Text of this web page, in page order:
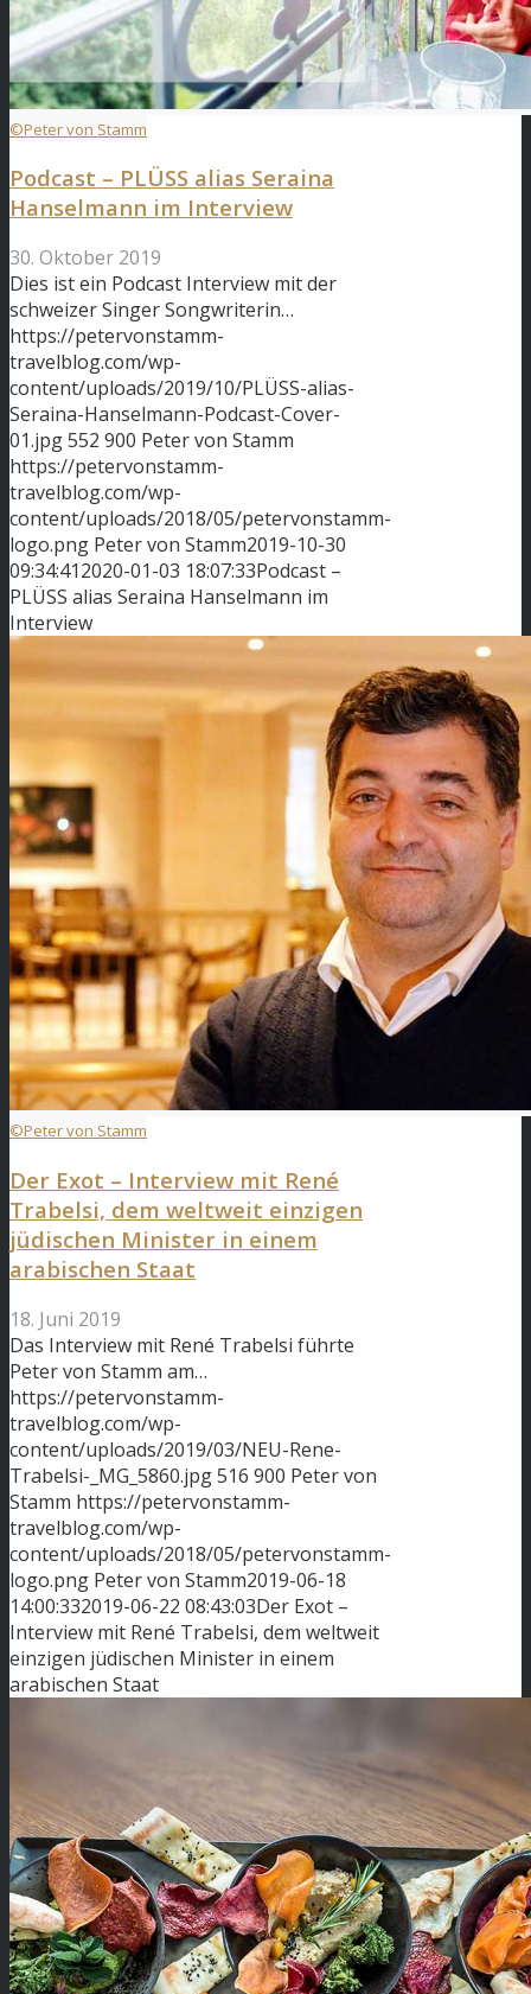
©Peter von Stamm
Podcast – PLÜSS alias Seraina
Hanselmann im Interview
30. Oktober 2019
Dies ist ein Podcast Interview mit der
schweizer Singer Songwriterin…
https://petervonstamm-
travelblog.com/wp-
content/uploads/2019/10/PLÜSS-alias-
Seraina-Hanselmann-Podcast-Cover-
01.jpg552 900 Peter von Stamm
https://petervonstamm-
travelblog.com/wp-
content/uploads/2018/05/petervonstamm-
logo.png Peter von Stamm2019-10-30
09:34:412020-01-03 18:07:33Podcast –
PLÜSS alias Seraina Hanselmann im
Interview
©Peter von Stamm
Der Exot – Interview mit René
Trabelsi, dem weltweit einzigen
jüdischen Minister in einem
arabischen Staat
18. Juni 2019
Das Interview mit René Trabelsi führte
Peter von Stamm am…
https://petervonstamm-
travelblog.com/wp-
content/uploads/2019/03/NEU-Rene-
Trabelsi-_MG_5860.jpg516 900 Peter von
Stamm https://petervonstamm-
travelblog.com/wp-
content/uploads/2018/05/petervonstamm-
logo.png Peter von Stamm2019-06-18
14:00:332019-06-22 08:43:03Der Exot –
Interview mit René Trabelsi, dem weltweit
einzigen jüdischen Minister in einem
arabischen Staat